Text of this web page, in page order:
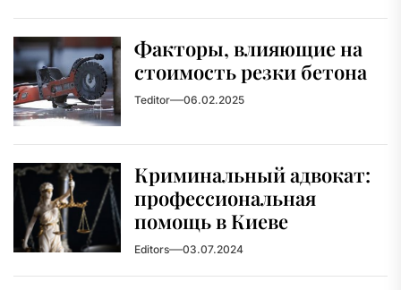
Факторы, влияющие на
стоимость резки бетона
Teditor 06.02.2025
Криминальный адвокат:
профессиональная
помощь в Киеве
Editors 03.07.2024